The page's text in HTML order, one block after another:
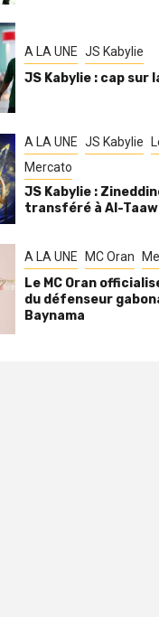
A LA UNE JS Kabylie
JS Kabylie : cap sur
A LA UNE JS Kabylie
Mercato
JS Kabylie :
transféré à Al-
A LA UNE MC Oran
Le MC Oran
du défenseur
Baynama